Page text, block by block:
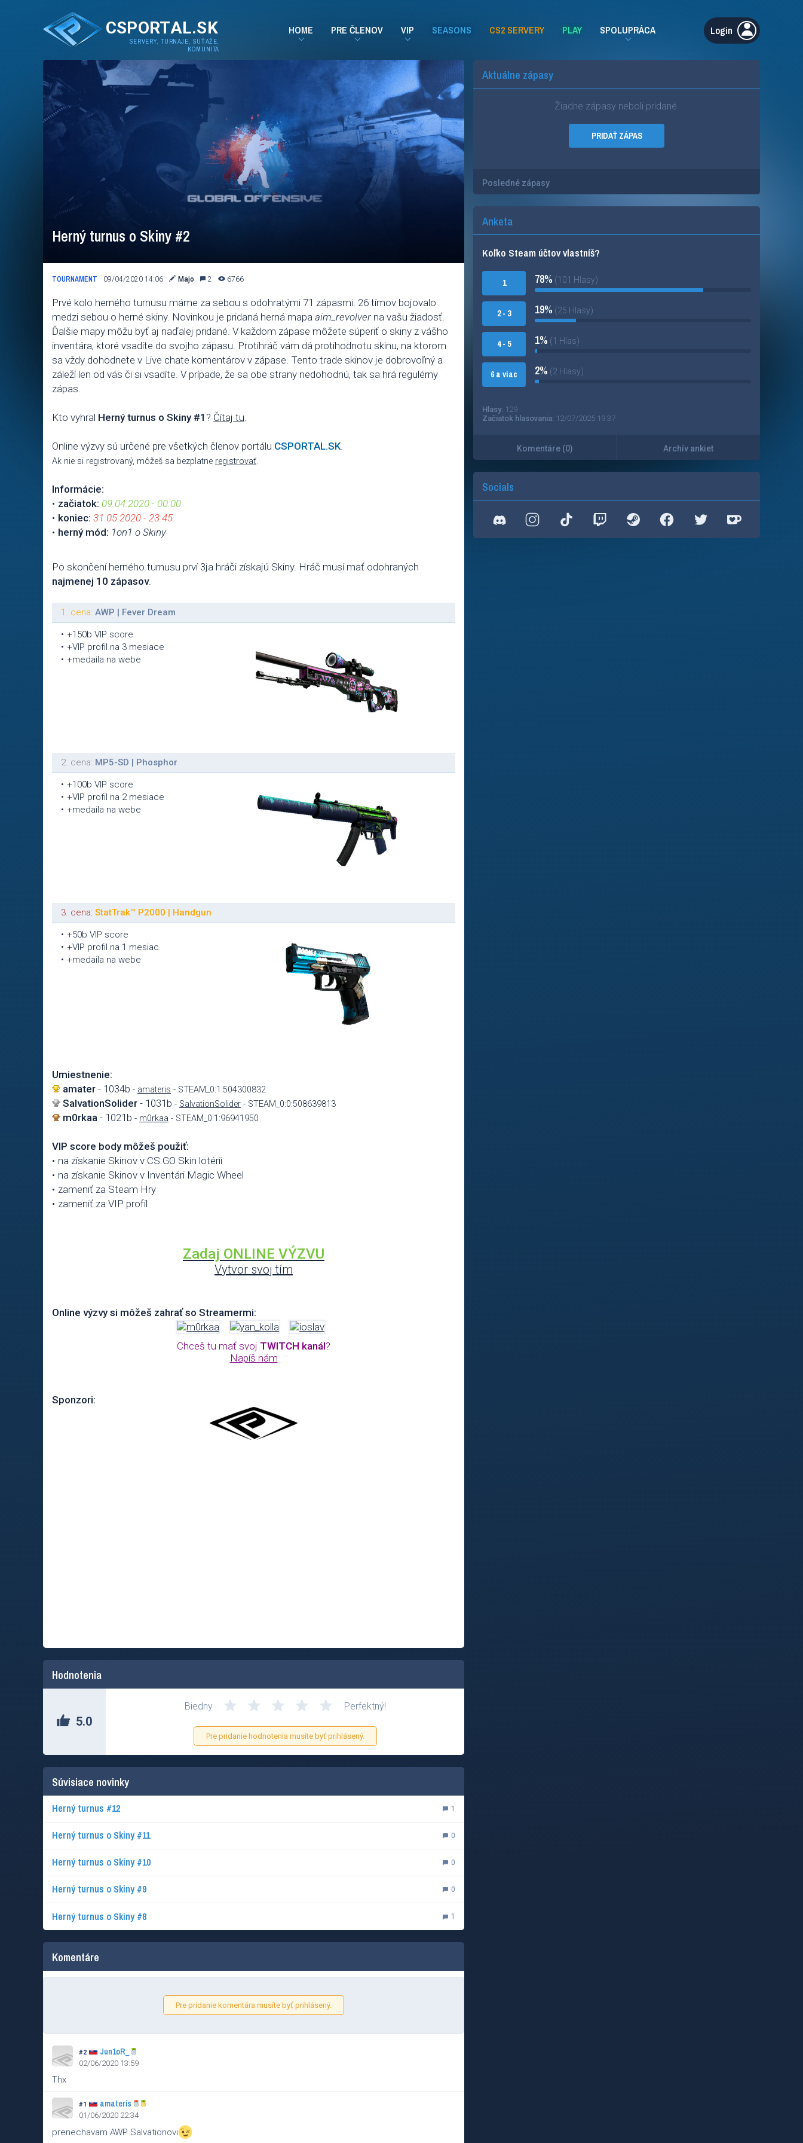
CSPORTAL.SK
SERVERY, TURNAJE, SÚŤAŽE,
KOMUNITA
HOME PRE ČLENOV VIP SEASONS CS2 SERVERY PLAY SPOLUPRÁCA Login
Herný turnus o Skiny #2
TOURNAMENT 09/04/2020 14:06 Majo 2 6766
Prvé kolo herného turnusu máme za sebou s odohratými 71 zápasmi. 26 tímov bojovalo
medzi sebou o herné skiny. Novinkou je pridaná herná mapa aim_revolver na vašu žiadosť.
Ďalšie mapy môžu byť aj naďalej pridané. V každom zápase môžete súperiť o skiny z vášho
inventára, ktoré vsadíte do svojho zápasu. Protihráč vám dá protihodnotu skinu, na ktorom
sa vždy dohodnete v Live chate komentárov v zápase. Tento trade skinov je dobrovoľný a
záleží len od vás či si vsadíte. V prípade, že sa obe strany nedohodnú, tak sa hrá regulérny
zápas.
Kto vyhral Herný turnus o Skiny #1 ? Čítaj tu.
Online výzvy sú určené pre všetkých členov portálu CSPORTAL.SK.
Ak nie si registrovaný, môžeš sa bezplatne registrovať.
Informácie:
začiatok: 09.04.2020 - 00:00
koniec: 31.05.2020 - 23:45
herný mód: 1on1 o Skiny
Po skončení herného turnusu prví 3ja hráči získajú Skiny. Hráč musí mať odohraných
najmenej 10 zápasov.
1. cena: AWP | Fever Dream
+150b VIP score
+VIP profil na 3 mesiace
+medaila na webe
2. cena: MP5-SD | Phosphor
+100b VIP score
+VIP profil na 2 mesiace
+medaila na webe
3. cena: StatTrak™ P2000 | Handgun
+50b VIP score
+VIP profil na 1 mesiac
+medaila na webe
Umiestnenie:
amater - 1034b - amateris - STEAM_0:1:504300832
SalvationSolider - 1031b - SalvationSolider - STEAM_0:0:508639813
m0rkaa - 1021b - m0rkaa - STEAM_0:1:96941950
VIP score body môžeš použiť:
na získanie Skinov v CS:GO Skin lotérii
na získanie Skinov v Inventári Magic Wheel
zameniť za Steam Hry
zameniť za VIP profil
Zadaj ONLINE VÝZVU
Vytvor svoj tím
Online výzvy si môžeš zahrať so Streamermi:
Chceš tu mať svoj TWITCH kanál?
Napíš nám
Sponzori:
Hodnotenia
5.0
Biedny Perfektný!
Pre pridanie hodnotenia musíte byť prihlásený.
Súvisiace novinky
Herný turnus #12 1
Herný turnus o Skiny #11 0
Herný turnus o Skiny #10 0
Herný turnus o Skiny #9 0
Herný turnus o Skiny #8 1
Komentáre
Pre pridanie komentára musíte byť prihlásený.
#2 Jun1oR_
02/06/2020 13:59
Thx
#1 amateris
01/06/2020 22:34
prenechavam AWP Salvationovi
Aktuálne zápasy
Žiadne zápasy neboli pridané.
PRIDAŤ ZÁPAS
Posledné zápasy
Anketa
Koľko Steam účtov vlastníš?
1
2 - 3
4 - 5
6 a viac
78% (101 Hlasy)
19% (25 Hlasy)
1% (1 Hlas)
2% (2 Hlasy)
Hlasy: 129
Začiatok hlasovania: 12/07/2025 19:37
Komentáre (0) Archív ankiet
Socials